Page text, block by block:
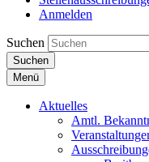
Anmelden
Suchen
Suchen
Menü
Aktuelles
Amtl.